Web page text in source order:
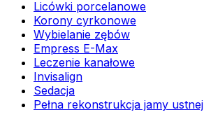
Licówki porcelanowe
Korony cyrkonowe
Wybielanie zębów
Empress E-Max
Leczenie kanałowe
Invisalign
Sedacja
Pełna rekonstrukcja jamy ustnej